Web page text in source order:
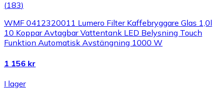
(183)
WMF 0412320011 Lumero Filter Kaffebryggare Glas 1,0l
10 Koppar Avtagbar Vattentank LED Belysning Touch
Funktion Automatisk Avstängning 1000 W
1 156 kr
I lager